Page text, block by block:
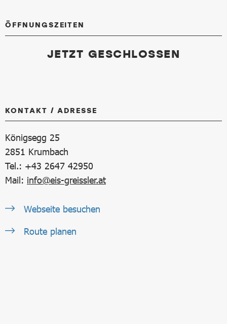
ÖFFNUNGSZEITEN
JETZT GESCHLOSSEN
KONTAKT / ADRESSE
Königsegg 25
2851 Krumbach
Tel.: +43 2647 42950
Mail: info@eis-greissler.at
Webseite besuchen
Route planen